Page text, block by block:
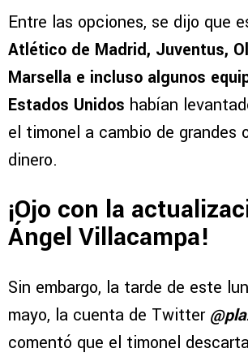
Entre las opciones, se dijo que
Atlético de Madrid, Juventus,
Marsella e incluso algunos
Estados Unidos habían
el timonel a cambio de grandes
dinero.
¡Ojo con la
Ángel Villacampa!
Sin embargo, la tarde de este
mayo, la cuenta de Twitter
comentó que el timonel